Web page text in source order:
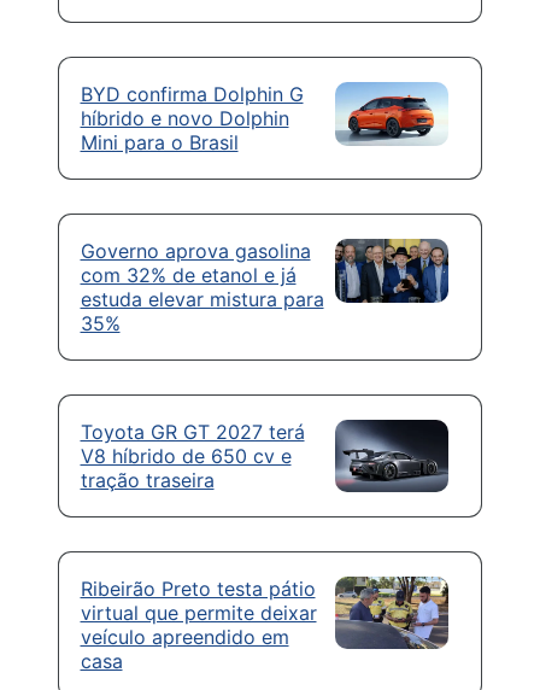
BYD confirma Dolphin G
híbrido e novo Dolphin
Mini para o Brasil
Governo aprova gasolina
com 32% de etanol e já
estuda elevar mistura para
35%
Toyota GR GT 2027 terá
V8 híbrido de 650 cv e
tração traseira
Ribeirão Preto testa pátio
virtual que permite deixar
veículo apreendido em
casa